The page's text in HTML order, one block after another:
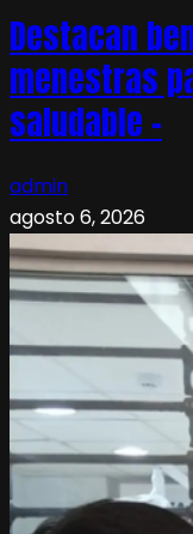
Destacan
menestras
saludable –
admin
agosto 6, 2026